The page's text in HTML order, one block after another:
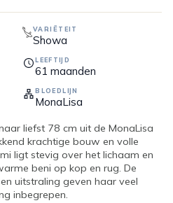
VARIËTEIT
Showa
LEEFTIJD
61 maanden
BLOEDLIJN
MonaLisa
liefst 78 cm uit de MonaLisa
krachtige bouw en volle
ligt stevig over het lichaam en
beni op kop en rug. De
uitstraling geven haar veel
inbegrepen.